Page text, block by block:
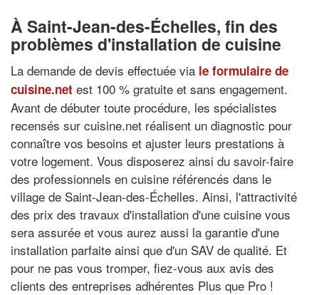
À Saint-Jean-des-Échelles, fin des
problèmes d'installation de cuisine
La demande de devis effectuée via le formulaire de
cuisine.net est 100 % gratuite et sans engagement.
Avant de débuter toute procédure, les spécialistes
recensés sur cuisine.net réalisent un diagnostic pour
connaître vos besoins et ajuster leurs prestations à
votre logement. Vous disposerez ainsi du savoir-faire
des professionnels en cuisine référencés dans le
village de Saint-Jean-des-Échelles. Ainsi, l'attractivité
des prix des travaux d'installation d'une cuisine vous
sera assurée et vous aurez aussi la garantie d'une
installation parfaite ainsi que d'un SAV de qualité. Et
pour ne pas vous tromper, fiez-vous aux avis des
clients des entreprises adhérentes Plus que Pro !